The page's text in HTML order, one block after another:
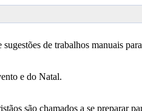
de trabalhos manuais
e do Natal.
são chamados a se preparar